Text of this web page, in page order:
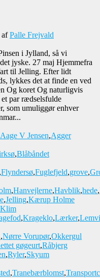
afPalle Frejvald
i Jylland, så vi
jyske. 27 maj Hjemmefra
til Jelling. Efter lidt
lykkes det at finde en ved
Og koret Og naturligvis
par rædselsfulde
som umuliggør enhver
Aage V Jensen,Agger
,Blåbåndet
,Flyndersø,Fuglefjeld,grove,
,Hanvejlerne,Havblik,hede,
,Jelling,Kærup Holme
Klim
,Krageklo,Lærker,
,Nørre Vorupør,Okkergul
gøgeurt,Råbjerg
,Ryler,Skyum
,Tranebærblomst,